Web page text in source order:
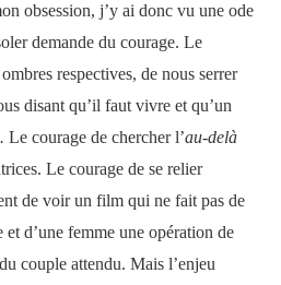
obsession, j’y ai donc vu une ode
demande du courage. Le
respectives, de nous serrer
disant qu’il faut vivre et qu’un
Le courage de chercher l’au-delà
Le courage de se relier
de voir un film qui ne fait pas de
d’une femme une opération de
couple attendu. Mais l’enjeu